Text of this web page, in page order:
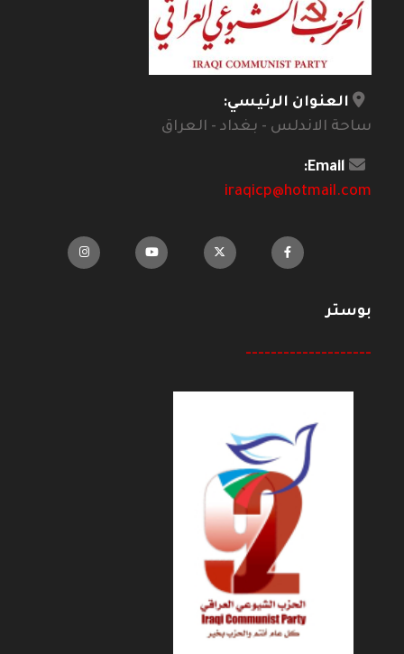
العنوان الرئيسي:
ساحة الاندلس - بغداد - العراق
Email:
iraqicp@hotmail.com
بوستر
--------------------